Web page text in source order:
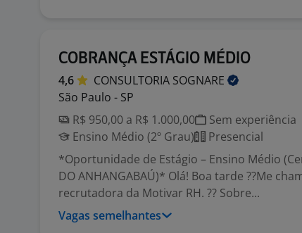
COBRANÇA ESTÁGIO MÉDIO
4,6 CONSULTORIA SOGNARE
São Paulo - SP
R$ 950,00 a R$ 1.000,00
Sem experiência
Ensino Médio (2º Grau)
Presencial
*Oportunidade de Estágio – Ensino Médio
DO ANHANGABAÚ)* Olá! Boa tarde ??Me
recrutadora da Motivar RH. ?? Sobre...
Vagas semelhantes